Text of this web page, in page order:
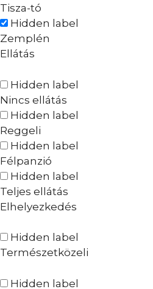
Tisza-tó
Hidden label
Zemplén
Ellátás
Hidden label
Nincs ellátás
Hidden label
Reggeli
Hidden label
Félpanzió
Hidden label
Teljes ellátás
Elhelyezkedés
Hidden label
Természetközeli
Hidden label